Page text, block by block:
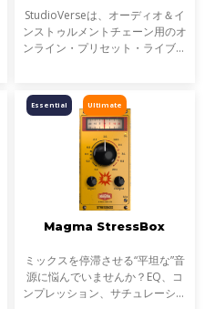
StudioVerseは、オーディオ＆イ
ンストゥルメントチェーン用のオ
ンライン・プリセット・ライブラ
し、完成済みのミックス、サンプ
ル、ループ素材を瞬時に解
Ultimate
Essential
Magma StressBox
ミックスを停滞させる“平坦な”音
源に悩んでいませんか？EQ、コ
ンプレッション、サチュレーショ